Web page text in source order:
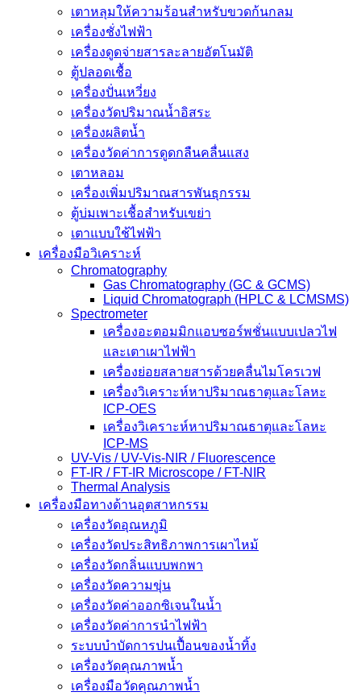
เตาหลุมให้ความร้อนสำหรับขวดก้นกลม
เครื่องชั่งไฟฟ้า
เครื่องดูดจ่ายสารละลายอัตโนมัติ
ตู้ปลอดเชื้อ
เครื่องปั่นเหวี่ยง
เครื่องวัดปริมาณน้ำอิสระ
เครื่องผลิตน้ำ
เครื่องวัดค่าการดูดกลืนคลื่นแสง
เตาหลอม
เครื่องเพิ่มปริมาณสารพันธุกรรม
ตู้บ่มเพาะเชื้อสำหรับเขย่า
เตาแบบใช้ไฟฟ้า
เครื่องมือวิเคราะห์
Chromatography
Gas Chromatography (GC & GCMS)
Liquid Chromatograph (HPLC & LCMSMS)
Spectrometer
เครื่องอะตอมมิกแอบซอร์พชั่นแบบเปลวไฟ
และเตาเผาไฟฟ้า
เครื่องย่อยสลายสารด้วยคลื่นไมโครเวฟ
เครื่องวิเคราะห์หาปริมาณธาตุและโลหะ
ICP-OES
เครื่องวิเคราะห์หาปริมาณธาตุและโลหะ
ICP-MS
UV-Vis / UV-Vis-NIR / Fluorescence
FT-IR / FT-IR Microscope / FT-NIR
Thermal Analysis
เครื่องมือทางด้านอุตสาหกรรม
เครื่องวัดอุณหภูมิ
เครื่องวัดประสิทธิภาพการเผาไหม้
เครื่องวัดกลิ่นแบบพกพา
เครื่องวัดความขุ่น
เครื่องวัดค่าออกซิเจนในน้ำ
เครื่องวัดค่าการนำไฟฟ้า
ระบบบำบัดการปนเปื้อนของน้ำทิ้ง
เครื่องวัดคุณภาพน้ำ
เครื่องมือวัดคุณภาพน้ำ